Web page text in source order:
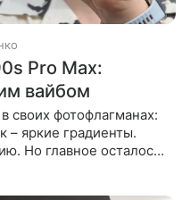
Pro Max:
вайбом
своих фотофлагманах:
– яркие градиенты.
Но главное осталось